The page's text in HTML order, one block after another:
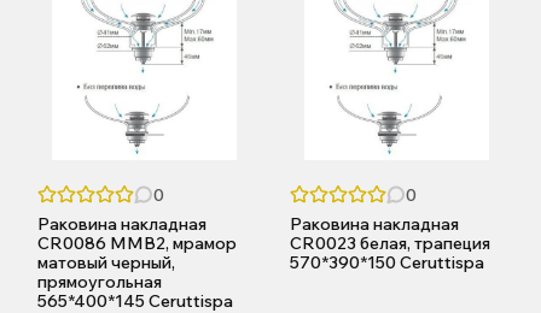
0
Раковина накладная
CR0086 MMB2, мрамор
матовый черный,
прямоугольная
565*400*145 Ceruttispa
0
Раковина накладная
CR0023 белая, трапеция
570*390*150 Ceruttispa